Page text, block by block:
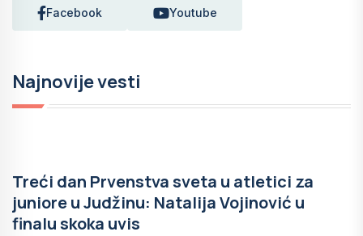
Facebook Youtube
Najnovije vesti
Treći dan Prvenstva sveta u atletici za
juniore u Judžinu: Natalija Vojinović u
finalu skoka uvis